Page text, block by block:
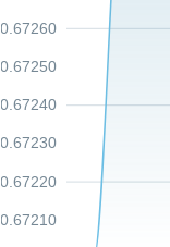
0.67210
0.67220
0.67230
0.67240
0.67250
0.67260